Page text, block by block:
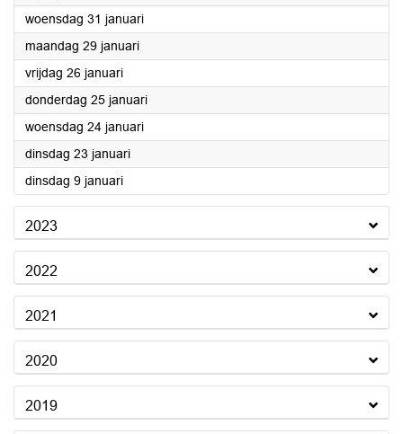
woensdag 31 januari2024
maandag 29 januari2024
vrijdag 26 januari2024
donderdag 25 januari2024
woensdag 24 januari2024
dinsdag 23 januari2024
dinsdag 9 januari2024
2023
2022
2021
2020
2019